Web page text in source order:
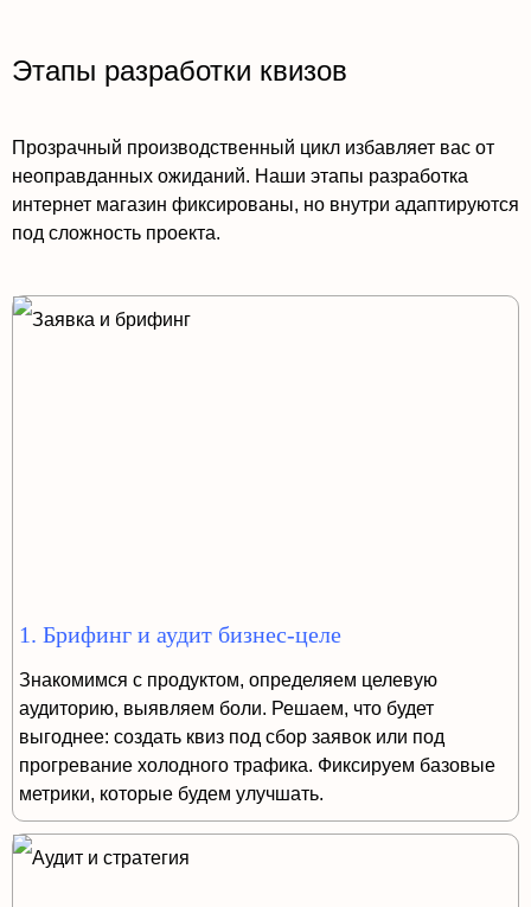
Этапы разработки квизов
Прозрачный производственный цикл избавляет вас от
неоправданных ожиданий. Наши этапы разработка
интернет магазин фиксированы, но внутри адаптируются
под сложность проекта.
1. Брифинг и аудит бизнес-целе
Знакомимся с продуктом, определяем целевую
аудиторию, выявляем боли. Решаем, что будет
выгоднее: создать квиз под сбор заявок или под
прогревание холодного трафика. Фиксируем базовые
метрики, которые будем улучшать.